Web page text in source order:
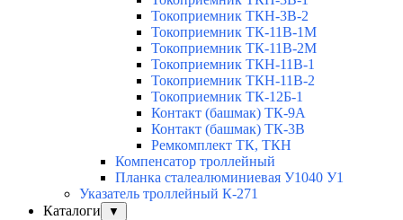
Токоприемник ТКН-3В-2
Токоприемник ТК-11В-1М
Токоприемник ТК-11В-2М
Токоприемник ТКН-11В-1
Токоприемник ТКН-11В-2
Токоприемник ТК-12Б-1
Контакт (башмак) ТК-9А
Контакт (башмак) ТК-3В
Ремкомплект ТК, ТКН
Компенсатор троллейный
Планка сталеалюминиевая У1040 У1
Указатель троллейный К-271
Каталоги
▼